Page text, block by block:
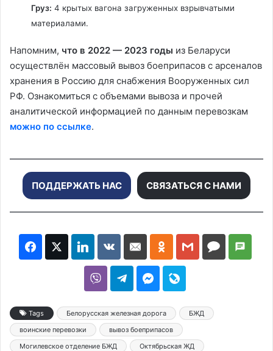
д
е
о
Груз: 4 крытых вагона загруженных взрывчатыми
материалами.
Напомним, что в 2022 — 2023 годы из Беларуси
осуществлён массовый вывоз боеприпасов с арсеналов
хранения в Россию для снабжения Вооруженных сил
РФ. Ознакомиться с объемами вывоза и прочей
аналитической информацией по данным перевозкам
можно по ссылке.
ПОДДЕРЖАТЬ НАС СВЯЗАТЬСЯ С НАМИ
Tags Белорусская железная дорога
БЖД
воинские перевозки
вывоз боеприпасов
Могилевское отделение БЖД
Октябрьская ЖД